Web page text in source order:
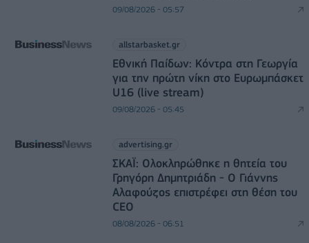
09/08/2026 - 05:57
allstarbasket.gr
Εθνική Παίδων: Κόντρα στη Γεωργία
για την πρώτη νίκη στο Ευρωμπάσκετ
U16 (live stream)
09/08/2026 - 05:45
advertising.gr
ΣΚΑΪ: Ολοκληρώθηκε η θητεία του
Γρηγόρη Δημητριάδη - Ο Γιάννης
Αλαφούζος επιστρέφει στη θέση του
CEO
08/08/2026 - 06:51